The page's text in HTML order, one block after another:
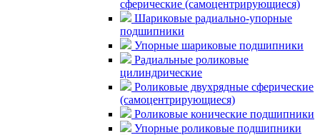
сферические (самоцентрирующиеся)
Шариковые радиально-упорные
подшипники
Упорные шариковые подшипники
Радиальные роликовые
цилиндрические
Роликовые двухрядные сферические
(самоцентрирующиеся)
Роликовые конические подшипники
Упорные роликовые подшипники